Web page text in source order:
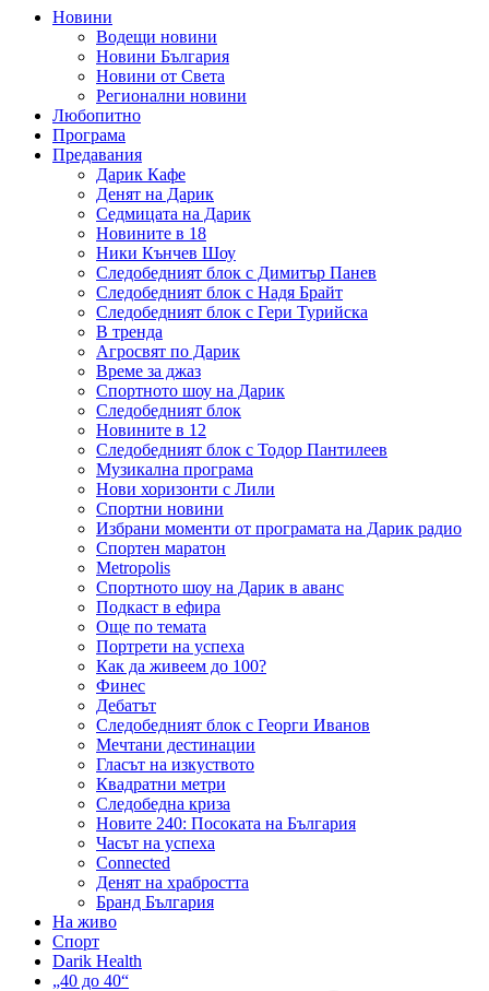
Новини
Водещи новини
Новини България
Новини от Света
Регионални новини
Любопитно
Програма
Предавания
Дарик Кафе
Денят на Дарик
Седмицата на Дарик
Новините в 18
Ники Кънчев Шоу
Следобедният блок с Димитър Панев
Следобедният блок с Надя Брайт
Следобедният блок с Гери Турийска
В тренда
Агросвят по Дарик
Време за джаз
Спортното шоу на Дарик
Следобедният блок
Новините в 12
Следобедният блок с Тодор Пантилеев
Музикална програма
Нови хоризонти с Лили
Спортни новини
Избрани моменти от програмата на Дарик радио
Спортен маратон
Metropolis
Спортното шоу на Дарик в аванс
Подкаст в ефира
Още по темата
Портрети на успеха
Как да живеем до 100?
Финес
Дебатът
Следобедният блок с Георги Иванов
Мечтани дестинации
Гласът на изкуството
Квадратни метри
Следобедна криза
Новите 240: Посоката на България
Часът на успеха
Connected
Денят на храбростта
Бранд България
На живо
Спорт
Darik Health
„40 до 40“